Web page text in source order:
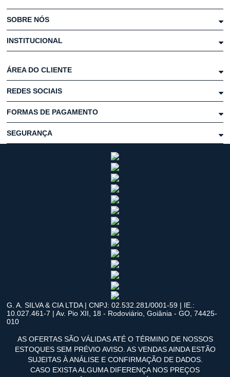
SOBRE NÓS
INSTITUCIONAL
ÁREA DO CLIENTE
REDES SOCIAIS
FORMAS DE PAGAMENTO
SEGURANÇA
G. A. SILVA & CIA LTDA | CNPJ: 02.532.281/0001-59 | IE.:
10.027.461-7 | Av. Pio XII, 18 - Rodoviário, Goiânia - GO, 74425-
010
AS OFERTAS SÃO VÁLIDAS ATÉ O TÉRMINO DE NOSSOS
ESTOQUES SEM PRÉVIO AVISO. AS VENDAS AINDA ESTÃO
SUJEITAS À ANÁLISE E CONFIRMAÇÃO DE DADOS.
CASO EXISTA ALGUMA DIFERENÇA NOS PREÇOS